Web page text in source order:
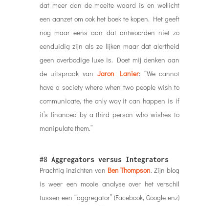
dat meer dan de moeite waard is en wellicht
een aanzet om ook het boek te kopen. Het geeft
nog maar eens aan dat antwoorden niet zo
eenduidig zijn als ze lijken maar dat alertheid
geen overbodige luxe is. Doet mij denken aan
de uitspraak van Jaron Lanier: “We cannot
have a society where when two people wish to
communicate, the only way it can happen is if
it’s financed by a third person who wishes to
manipulate them.”
#8 Aggregators versus Integrators
Prachtig inzichten van Ben Thompson. Zijn blog
is weer een mooie analyse over het verschil
tussen een “aggregator” (Facebook, Google enz)